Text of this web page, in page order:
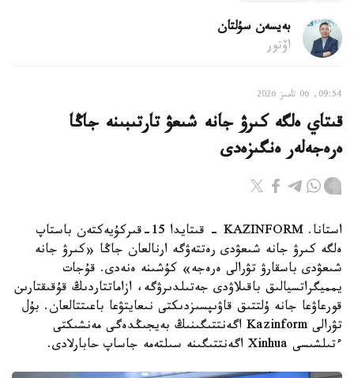
بەيسەن سۇلتان
اۆتور
09:54, 06 تامىز 2026
قىتاي ەلگە كىرۋ جانە شىعۋ تارتىبىنە جاڭا
ەرەجەلەر ەنگىزەدى
استانا. KAZINFORM - قىتايدا 15-قىركۇيەكتەن باستاپ
ەلگە كىرۋ جانە شىعۋدى رەتتەۋگە ارنالعان جاڭا «كىرۋ جانە
شىعۋدى باسقارۋ تۋرالى ەرەجە» كۇشىنە ەنەدى. قۇجات
يمميگراتسيالىق باقىلاۋدى جەتىلدىرۋگە، ازاماتتاردىڭ قۇقىقتارىن
قورعاۋعا جانە ۇلتتىق قاۋىپسىزدىكتى نىعايتۋعا باعىتتالعان. بۇل
تۋرالى Kazinform اگەنتتىگىنىڭ بەيجىڭدەگى مەنشىكتى
ءتىلشىسى Xinhua اگەنتتىگىنە سىلتەمە جاساپ حابارلادى.